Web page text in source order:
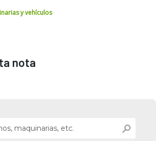
y vehículos
nota